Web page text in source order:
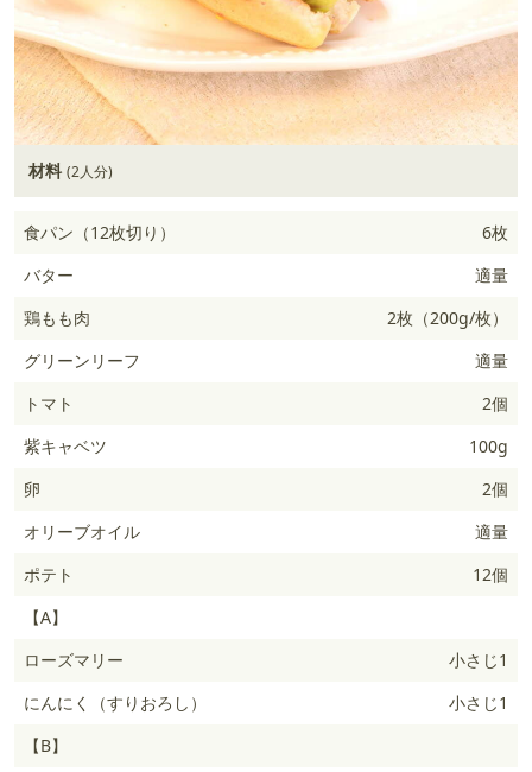
材料 (2人分)
食パン（12枚切り）
6枚
バター
適量
鶏もも肉
2枚（200g/枚）
グリーンリーフ
適量
トマト
2個
紫キャベツ
100g
卵
2個
オリーブオイル
適量
ポテト
12個
【A】
ローズマリー
小さじ1
にんにく（すりおろし）
小さじ1
【B】